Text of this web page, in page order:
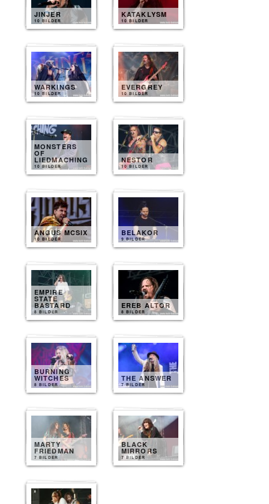
JINJER
10 BILDER
KATAKLYSM
10 BILDER
WARKINGS
10 BILDER
EVERGREY
10 BILDER
MONSTERS
OF
LIEDMACHING
10 BILDER
NESTOR
10 BILDER
ANGUS MCSIX
10 BILDER
BELAKOR
9 BILDER
EMPIRE
STATE
BASTARD
8 BILDER
EREB ALTOR
8 BILDER
BURNING
WITCHES
8 BILDER
THE ANSWER
7 BILDER
MARTY
FRIEDMAN
7 BILDER
BLACK
MIRRORS
7 BILDER